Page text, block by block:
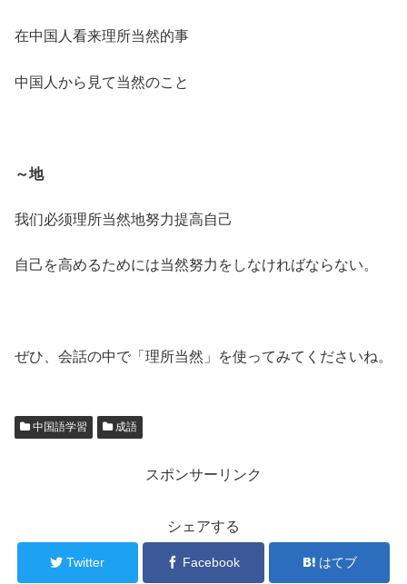
在中国人看来理所当然的事
中国人から見て当然のこと
～地
我们必须理所当然地努力提高自己
自己を高めるためには当然努力をしなければならない。
ぜひ、会話の中で「理所当然」を使ってみてくださいね。
中国語学習 成語
スポンサーリンク
シェアする
Twitter Facebook はてブ